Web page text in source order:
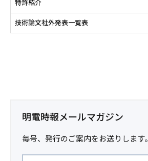
特許紹介
技術論文社外発表一覧表
明電時報メールマガジン
毎号、発行のご案内をお送りします。